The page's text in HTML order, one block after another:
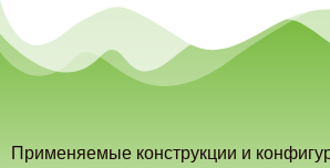
Применяемые конструкции и